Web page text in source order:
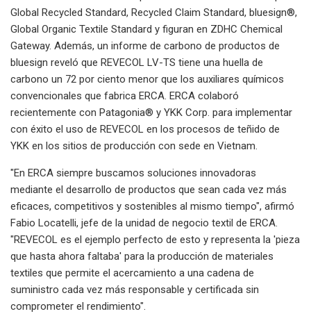
Global Recycled Standard, Recycled Claim Standard, bluesign®,
Global Organic Textile Standard y figuran en ZDHC Chemical
Gateway. Además, un informe de carbono de productos de
bluesign reveló que REVECOL LV-TS tiene una huella de
carbono un 72 por ciento menor que los auxiliares químicos
convencionales que fabrica ERCA. ERCA colaboró ​​
recientemente con Patagonia® y YKK Corp. para implementar
con éxito el uso de REVECOL en los procesos de teñido de
YKK en los sitios de producción con sede en Vietnam.
"En ERCA siempre buscamos soluciones innovadoras
mediante el desarrollo de productos que sean cada vez más
eficaces, competitivos y sostenibles al mismo tiempo", afirmó
Fabio Locatelli, jefe de la unidad de negocio textil de ERCA.
"REVECOL es el ejemplo perfecto de esto y representa la 'pieza
que hasta ahora faltaba' para la producción de materiales
textiles que permite el acercamiento a una cadena de
suministro cada vez más responsable y certificada sin
comprometer el rendimiento".